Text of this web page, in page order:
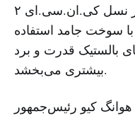
موشک بالستیک آزمایش شده از نسل کی.ان.سی.ای ۲
سوخت جامد استفاده
بالستیک قدرت و برد
بیشتری می‌بخشد.
کیو رئیس‌جمهور